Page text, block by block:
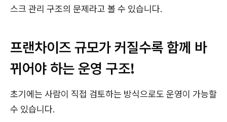
스크 관리 구조의 문제라고 볼 수 있습니다.
프랜차이즈 규모가 커질수록 함께 바
뀌어야 하는 운영 구조!
초기에는 사람이 직접 검토하는 방식으로도 운영이 가능할
수 있습니다.